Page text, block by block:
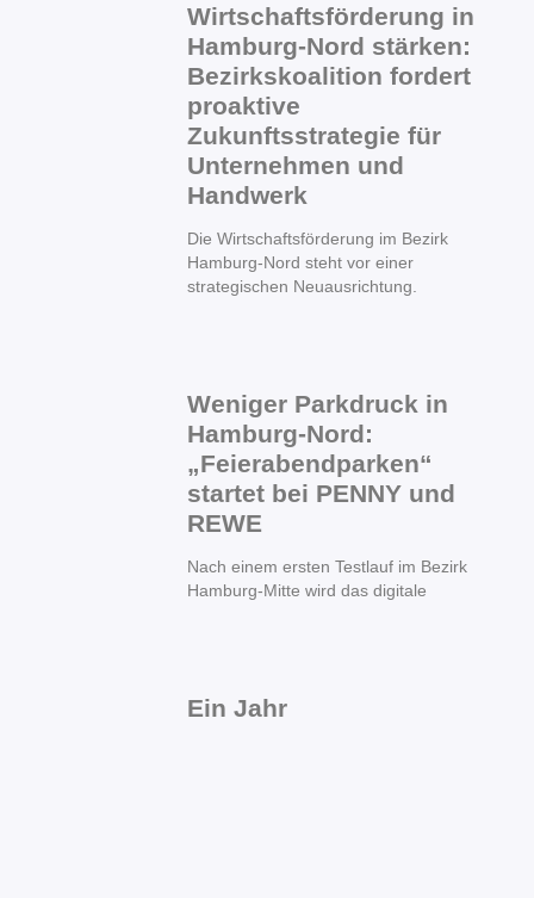
Wirtschaftsförderung in
Hamburg-Nord stärken:
Bezirkskoalition fordert
proaktive
Zukunftsstrategie für
Unternehmen und
Handwerk
Die Wirtschaftsförderung im Bezirk
Hamburg-Nord steht vor einer
strategischen Neuausrichtung.
Weniger Parkdruck in
Hamburg-Nord:
„Feierabendparken“
startet bei PENNY und
REWE
Nach einem ersten Testlauf im Bezirk
Hamburg-Mitte wird das digitale
Ein Jahr